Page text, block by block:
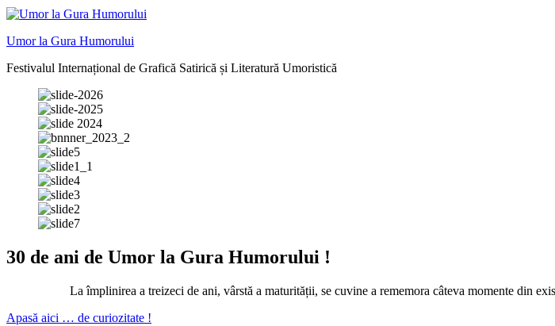
Umor la Gura Humorului
Festivalul Internațional de Grafică Satirică și Literatură Umoristică
30 de ani de Umor la Gura Humorului !
La împlinirea a treizeci de ani, vârstă a maturității, se cuvine a rememora câteva momente din
Apasă aici … de curiozitate !